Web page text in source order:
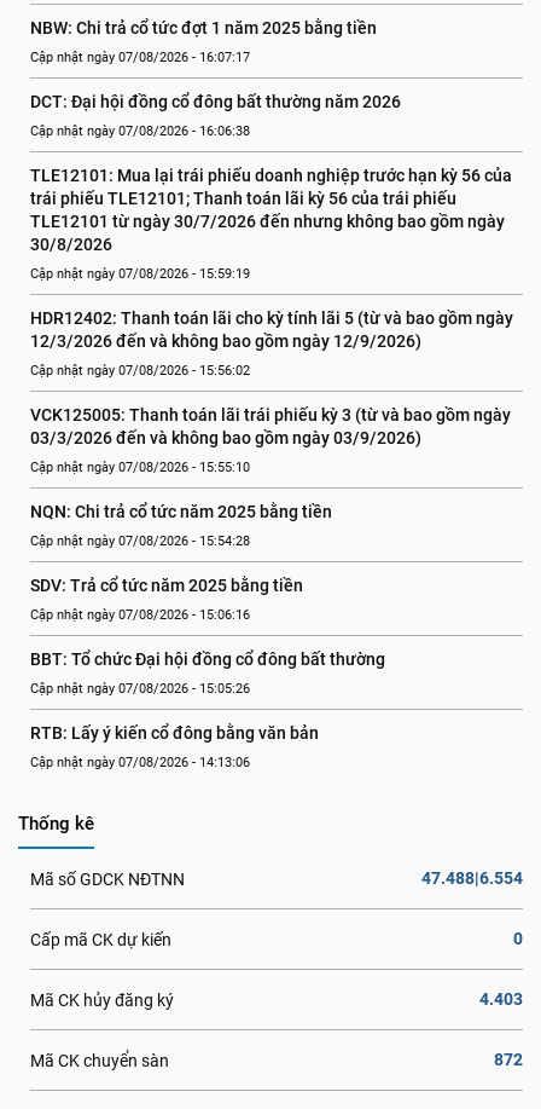
NBW: Chi trả cổ tức đợt 1 năm 2025 bằng tiền
Cập nhật ngày 07/08/2026 - 16:07:17
DCT: Đại hội đồng cổ đông bất thường năm 2026
Cập nhật ngày 07/08/2026 - 16:06:38
TLE12101: Mua lại trái phiếu doanh nghiệp trước hạn kỳ 56 của
trái phiếu TLE12101; Thanh toán lãi kỳ 56 của trái phiếu
TLE12101 từ ngày 30/7/2026 đến nhưng không bao gồm ngày
30/8/2026
Cập nhật ngày 07/08/2026 - 15:59:19
HDR12402: Thanh toán lãi cho kỳ tính lãi 5 (từ và bao gồm ngày
12/3/2026 đến và không bao gồm ngày 12/9/2026)
Cập nhật ngày 07/08/2026 - 15:56:02
VCK125005: Thanh toán lãi trái phiếu kỳ 3 (từ và bao gồm ngày
03/3/2026 đến và không bao gồm ngày 03/9/2026)
Cập nhật ngày 07/08/2026 - 15:55:10
NQN: Chi trả cổ tức năm 2025 bằng tiền
Cập nhật ngày 07/08/2026 - 15:54:28
SDV: Trả cổ tức năm 2025 bằng tiền
Cập nhật ngày 07/08/2026 - 15:06:16
BBT: Tổ chức Đại hội đồng cổ đông bất thường
Cập nhật ngày 07/08/2026 - 15:05:26
RTB: Lấy ý kiến cổ đông bằng văn bản
Cập nhật ngày 07/08/2026 - 14:13:06
Thống kê
Mã số GDCK NĐTNN 47.488|6.554
Cấp mã CK dự kiến 0
Mã CK hủy đăng ký 4.403
Mã CK chuyển sàn 872